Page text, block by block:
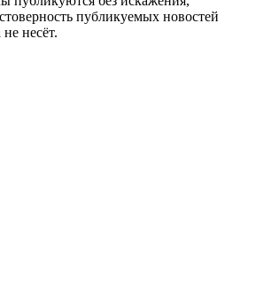
публикуемых новостей
несёт.